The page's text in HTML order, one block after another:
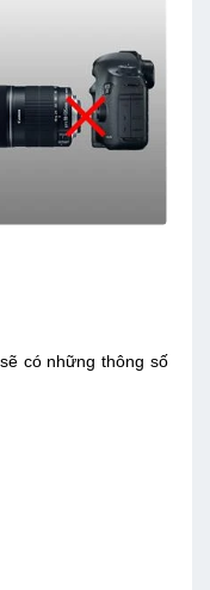
có những thông số